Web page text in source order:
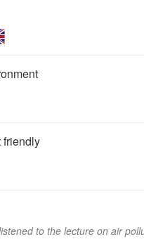
friendly
to the lecture on air